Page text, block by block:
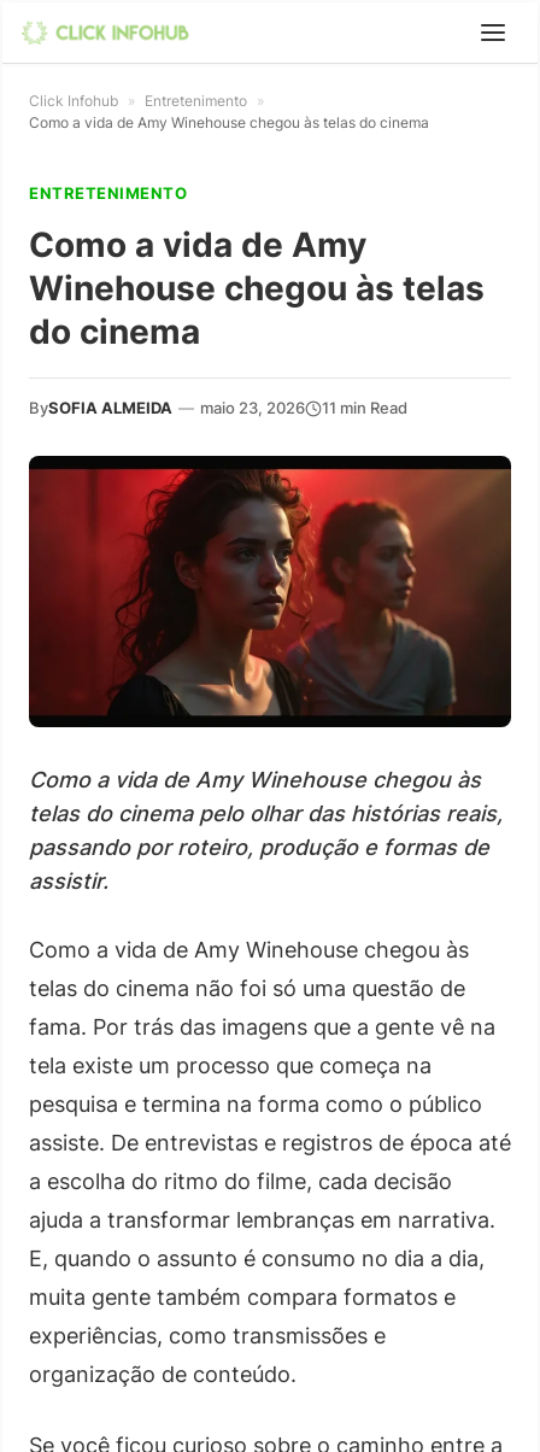
Click Infohub » Entretenimento »
Como a vida de Amy Winehouse chegou às telas do cinema
ENTRETENIMENTO
Como a vida de Amy
Winehouse chegou às telas
do cinema
BySOFIA ALMEIDA — maio 23, 2026 11 min Read
Como a vida de Amy Winehouse chegou às
telas do cinema pelo olhar das histórias reais,
passando por roteiro, produção e formas de
assistir.
Como a vida de Amy Winehouse chegou às
telas do cinema não foi só uma questão de
fama. Por trás das imagens que a gente vê na
tela existe um processo que começa na
pesquisa e termina na forma como o público
assiste. De entrevistas e registros de época até
a escolha do ritmo do filme, cada decisão
ajuda a transformar lembranças em narrativa.
E, quando o assunto é consumo no dia a dia,
muita gente também compara formatos e
experiências, como transmissões e
organização de conteúdo.
Se você ficou curioso sobre o caminho entre a